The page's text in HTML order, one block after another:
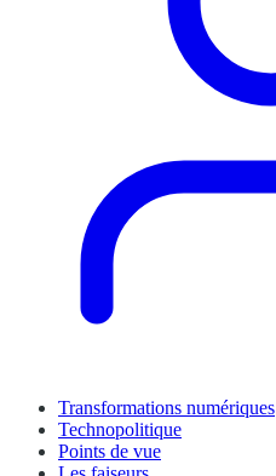
Transformations numériques
Technopolitique
Points de vue